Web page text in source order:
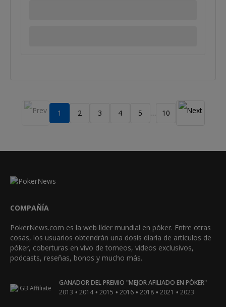
1 2 3 4 5 … 10
COMPAÑÍA
PokerNews.com es la web líder mundial en póker. Entre otras
cosas, los usuarios obtendrán una dosis diaria de artículos de
póker, coberturas en vivo de torneos, videos exclusivos,
podcasts, reseñas, bonos y mucho más.
GANADOR DEL PREMIO "MEJOR AFILIADO EN PÓKER"
2013 • 2014 • 2015 • 2016 • 2018 • 2021 • 2023